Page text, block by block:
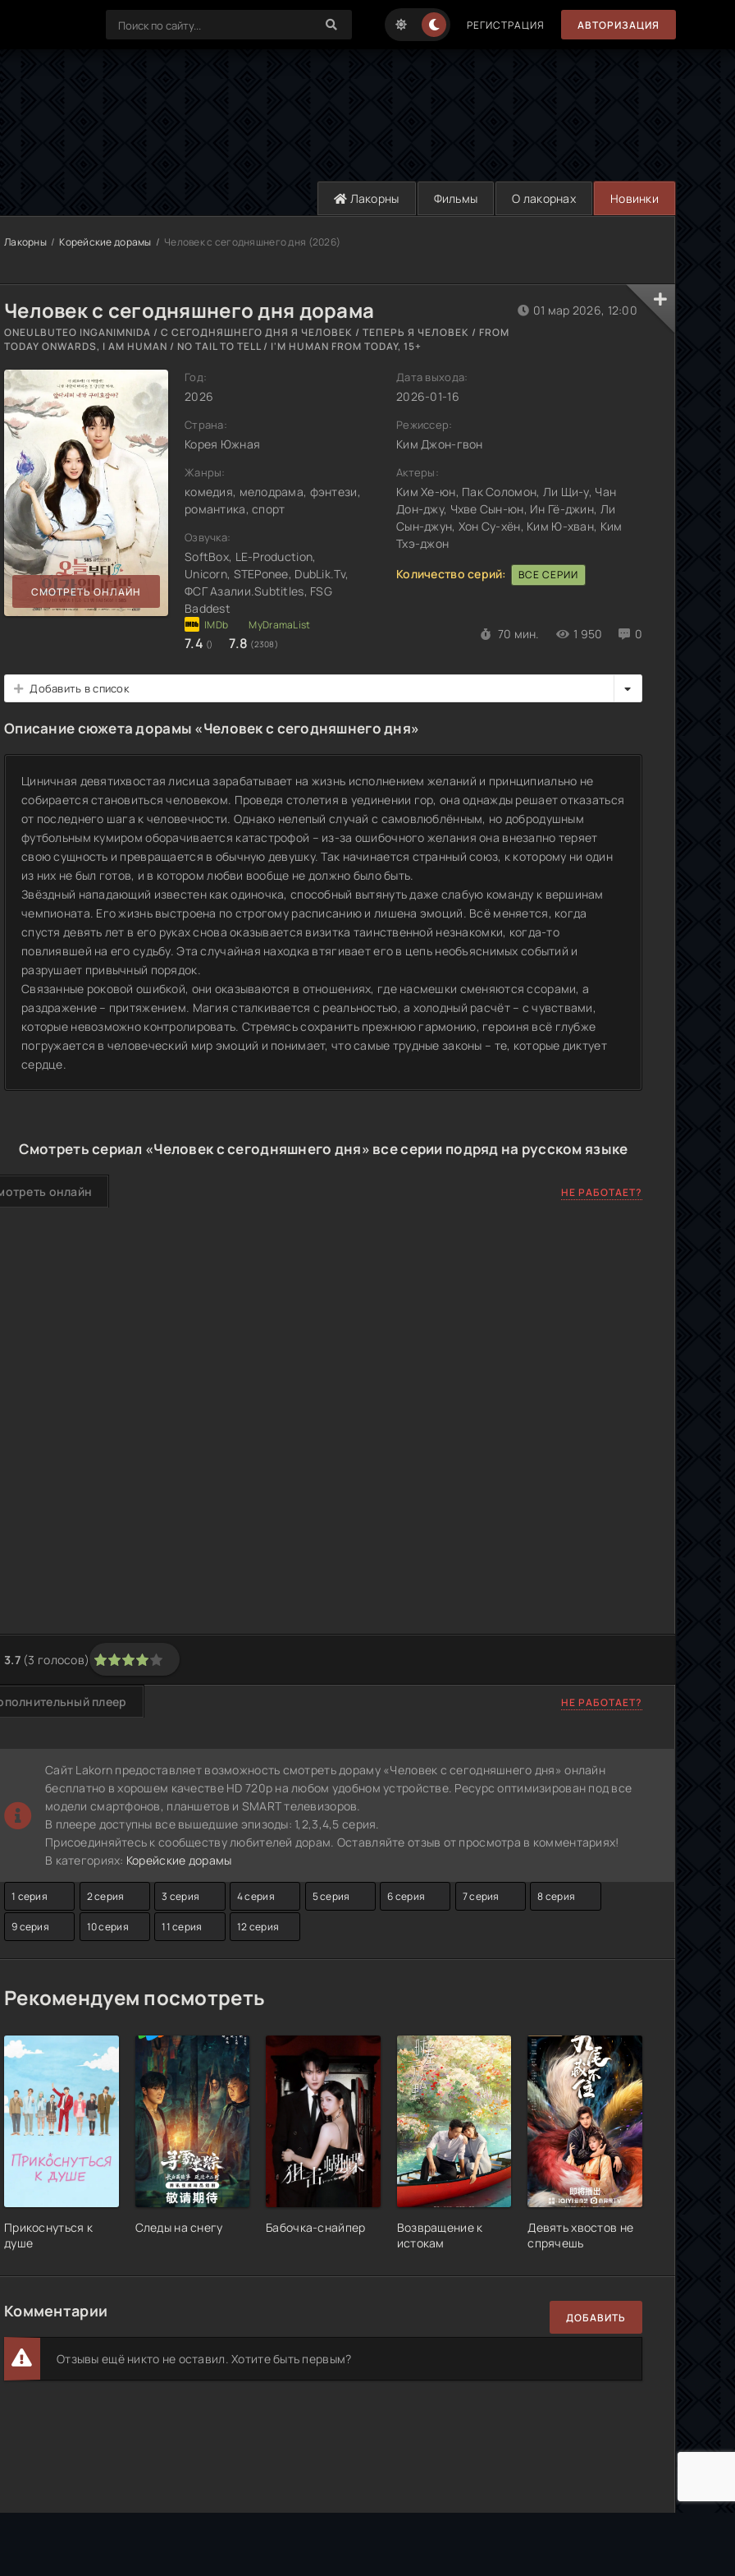
РЕГИСТРАЦИЯ АВТОРИЗАЦИЯ
Лакорны Фильмы О лакорнах Новинки
Лакорны Корейские дорамы Человек с сегодняшнего дня (2026)
Человек с сегодняшнего дня дорама
ONEULBUTEO INGANIMNIDA / С СЕГОДНЯШНЕГО ДНЯ Я ЧЕЛОВЕК / ТЕПЕРЬ Я ЧЕЛОВЕК / FROM
TODAY ONWARDS, I AM HUMAN / NO TAIL TO TELL / I'M HUMAN FROM TODAY, 15+
СМОТРЕТЬ ОНЛАЙН
Год:
2026
Страна:
Корея Южная
Жанры:
комедия, мелодрама, фэнтези,
романтика, спорт
Озвучка:
SoftBox, LE-Production,
Unicorn, STEPonee, DubLik.Tv,
ФСГ Азалии.Subtitles, FSG
Baddest
7.4 () 7.8 (2308)
70 мин. 1 950 0
01 мар 2026, 12:00
Дата выхода:
2026-01-16
Режиссер:
Ким Джон-гвон
Актеры:
Ким Хе-юн, Пак Соломон, Ли Щи-у, Чан
Дон-джу, Чхве Сын-юн, Ин Гё-джин, Ли
Сын-джун, Хон Су-хён, Ким Ю-хван, Ким
Тхэ-джон
Количество серий:
ВСЕ СЕРИИ
Добавить в список
Описание сюжета дорамы «Человек с сегодняшнего дня»
Циничная девятихвостая лисица зарабатывает на жизнь исполнением желаний и принципиально не
собирается становиться человеком. Проведя столетия в уединении гор, она однажды решает отказаться
от последнего шага к человечности. Однако нелепый случай с самовлюблённым, но добродушным
футбольным кумиром оборачивается катастрофой – из-за ошибочного желания она внезапно теряет
свою сущность и превращается в обычную девушку. Так начинается странный союз, к которому ни один
из них не был готов, и в котором любви вообще не должно было быть.
Звёздный нападающий известен как одиночка, способный вытянуть даже слабую команду к вершинам
чемпионата. Его жизнь выстроена по строгому расписанию и лишена эмоций. Всё меняется, когда
спустя девять лет в его руках снова оказывается визитка таинственной незнакомки, когда-то
повлиявшей на его судьбу. Эта случайная находка втягивает его в цепь необъяснимых событий и
разрушает привычный порядок.
Связанные роковой ошибкой, они оказываются в отношениях, где насмешки сменяются ссорами, а
раздражение – притяжением. Магия сталкивается с реальностью, а холодный расчёт – с чувствами,
которые невозможно контролировать. Стремясь сохранить прежнюю гармонию, героиня всё глубже
погружается в человеческий мир эмоций и понимает, что самые трудные законы – те, которые диктует
сердце.
Смотреть сериал «Человек с сегодняшнего дня» все серии подряд на русском языке
онлайн НЕ РАБОТАЕТ?
3.7(3 голосов)
1 2 3 4 5
плеер НЕ РАБОТАЕТ?
Сайт Lakorn предоставляет возможность смотреть дораму «Человек с сегодняшнего дня» онлайн
бесплатно в хорошем качестве HD 720p на любом удобном устройстве. Ресурс оптимизирован под все
модели смартфонов, планшетов и SMART телевизоров.
В плеере доступны все вышедшие эпизоды: 1,2,3,4,5 серия.
Присоединяйтесь к сообществу любителей дорам. Оставляйте отзыв от просмотра в комментариях!
В категориях: Корейские дорамы
1 серия 2 серия 3 серия 4 серия 5 серия 6 серия 7 серия 8 серия
9 серия 10 серия 11 серия 12 серия
Рекомендуем посмотреть
Прикоснуться к
душе
Следы на снегу Бабочка-снайпер
Возвращение к
истокам
Девять хвостов не
спрячешь
Комментарии ДОБАВИТЬ
Отзывы ещё никто не оставил. Хотите быть первым?